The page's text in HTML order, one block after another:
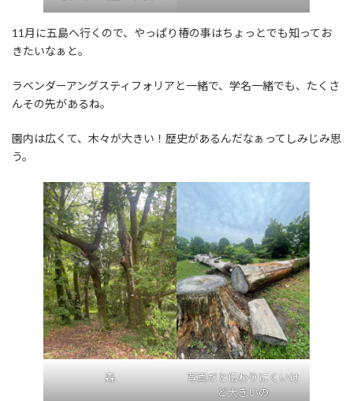
11月に五島へ行くので、やっぱり椿の事はちょっとでも知ってお
きたいなぁと。
ラベンダーアングスティフォリアと一緒で、学名一緒でも、たくさ
んその先があるね。
園内は広くて、木々が大きい！歴史があるんだなぁってしみじみ思
う。
森
写真だと伝わりにくいけ
ど大きいの